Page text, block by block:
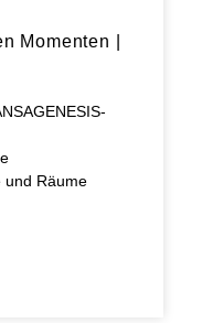
Momenten |
und Räume